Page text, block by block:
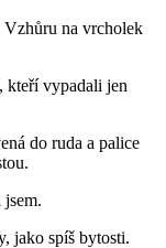
na vrcholek
kteří vypadali jen
do ruda a palice
jako spíš bytosti.